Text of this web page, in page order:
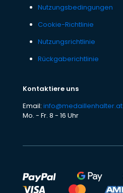
Nutzungsbedingungen
Cookie-Richtlinie
Nutzungsrichtlinie
Rückgaberichtlinie
Kontaktiere uns
Email: info@medaillenhalter.at
Mo. - Fr. 8 - 16 Uhr